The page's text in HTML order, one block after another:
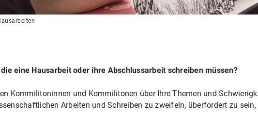
eine Hausarbeit oder ihre Abschlussarbeit schreiben müssen?
Kommilitoninnen und Kommilitonen über Ihre Themen und
Arbeiten und Schreiben zu zweifeln, überfordert zu